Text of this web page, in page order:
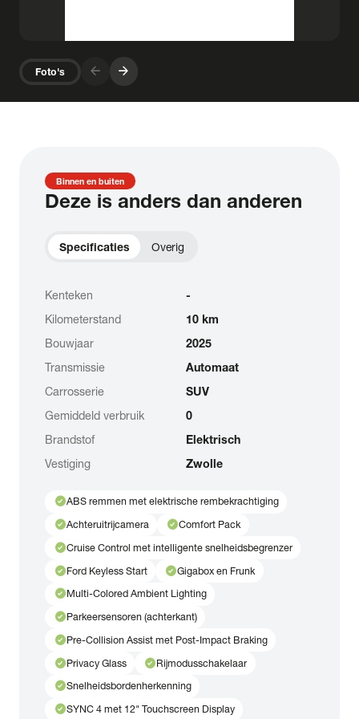
Foto's arrow_forward arrow_forward
Binnen en buiten
Deze is anders dan anderen
Specificaties Overig
Kenteken
-
Kilometerstand
10 km
Bouwjaar
2025
Transmissie
Automaat
Carrosserie
SUV
Gemiddeld verbruik
0
Brandstof
Elektrisch
Vestiging
Zwolle
check_circleABS remmen met elektrische rembekrachtiging
check_circleAchteruitrijcamera check_circleComfort Pack
check_circleCruise Control met intelligente snelheidsbegrenzer
check_circleFord Keyless Start check_circleGigabox en Frunk
check_circleMulti-Colored Ambient Lighting
check_circleParkeersensoren (achterkant)
check_circlePre-Collision Assist met Post-Impact Braking
check_circlePrivacy Glass check_circleRijmodusschakelaar
check_circleSnelheidsbordenherkenning
check_circleSYNC 4 met 12" Touchscreen Display